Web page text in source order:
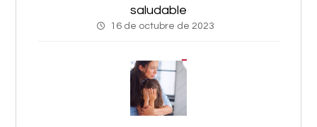
saludable
16 de octubre de 2023